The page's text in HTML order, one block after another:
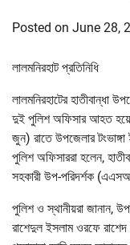
Posted on June 28,
লালমনিরহাট প্রতিনিধি
লালমনিরহাটের হাতীবান্ধা
দুই পুলিশ অফিসার আহত
জুন) রাতে উপজেলার
পুলিশ অফিসাররা হলেন,
সহকারী উপ-পরিদর্শক
পুলিশ ও স্থানীয়রা জানান,
রাশেদুল ইসলাম ওরফে রাশেদ